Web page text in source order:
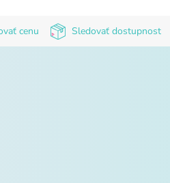
cenu Sledovať dostupnost